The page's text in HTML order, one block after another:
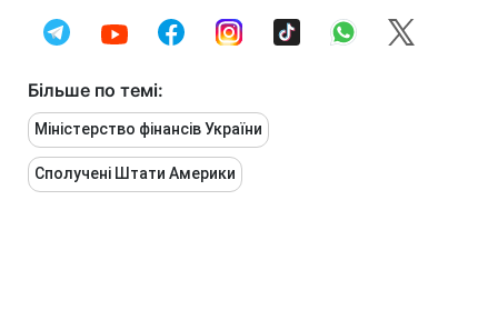
Більше по темі:
Міністерство фінансів України
Сполучені Штати Америки